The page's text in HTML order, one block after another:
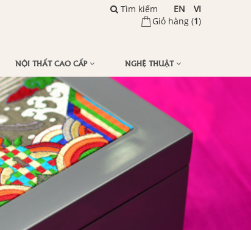
Giỏ hàng (1)
VI
EN
Tìm kiếm
NỘI THẤT CAO CẤP
NGHỆ THUẬT